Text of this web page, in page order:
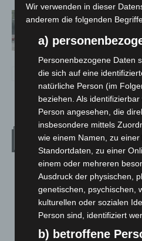
Gasleitung bei
LANGENHAGEN
Überwiegend Bewölkt
Wir verwenden in dieser
anderem die folgenden
a)
Personenbezogene Daten
die sich auf eine
natürliche Person (im
beziehen. Als
Person angesehen, die
insbesondere mittels
wie einem Namen, zu einer
Standortdaten, zu einer
einem oder mehreren
Ausdruck der physischen,
genetischen, psychischen,
kulturellen oder sozialen
Person sind, identifiziert
b) betroffene